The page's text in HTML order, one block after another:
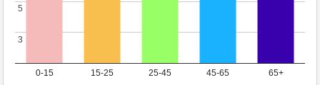
0-15 15-25 25-45 45-65 65+
3
3
5
5